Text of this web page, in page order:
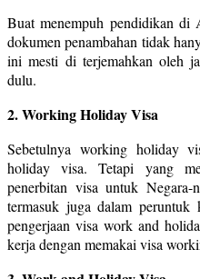
Buat menempuh pendidikan di
dokumen penambahan tidak
ini mesti di terjemahkan oleh
dulu.
2. Working Holiday Visa
Sebetulnya working holiday
holiday visa. Tetapi yang
penerbitan visa untuk Negara-
termasuk juga dalam
pengerjaan visa work and
kerja dengan memakai visa